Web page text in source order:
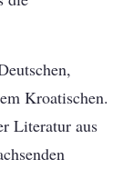
Kroatischen.
Literatur aus